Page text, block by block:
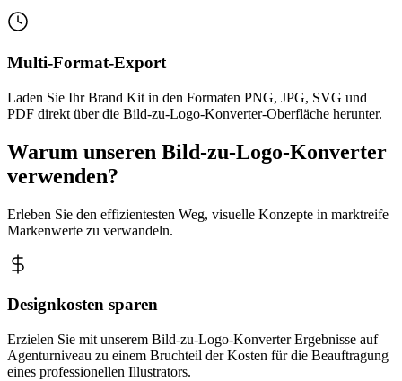
Multi-Format-Export
Laden Sie Ihr Brand Kit in den Formaten PNG, JPG, SVG und
PDF direkt über die Bild-zu-Logo-Konverter-Oberfläche herunter.
Warum unseren Bild-zu-Logo-Konverter
verwenden?
Erleben Sie den effizientesten Weg, visuelle Konzepte in marktreife
Markenwerte zu verwandeln.
Designkosten sparen
Erzielen Sie mit unserem Bild-zu-Logo-Konverter Ergebnisse auf
Agenturniveau zu einem Bruchteil der Kosten für die Beauftragung
eines professionellen Illustrators.